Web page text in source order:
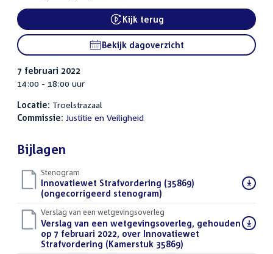
External link:
Kijk terug
Bekijk dagoverzicht
7 februari 2022
14:00 - 18:00 uur
Locatie: Troelstrazaal
Commissie: Justitie en Veiligheid
Bijlagen
Stenogram
Download
bestand:
Innovatiewet Strafvordering (35869)
(ongecorrigeerd stenogram)
Verslag van een wetgevingsoverleg
Download
bestand:
Verslag van een wetgevingsoverleg, gehouden
op 7 februari 2022, over Innovatiewet
Strafvordering (Kamerstuk 35869)